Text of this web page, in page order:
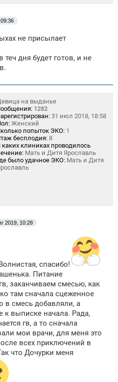
не присылает
дня будет готов, и не
на выданье
1282
31 июл 2018, 18:58
Женский
попыток ЭКО: 1
бесплодия: 8
каких клиниках проводилось
Мать и Дитя Ярославль
было удачное ЭКО: Мать и Дитя
2019, 10:28
спасибо!
Питание
заканчиваем смесью, как
там сначала сцеженное
в смесь добавляли, а
к выписке начала. Рада,
гв, а то сначала
мои врачи, для меня это
всех приключений в
что Дочурки меня